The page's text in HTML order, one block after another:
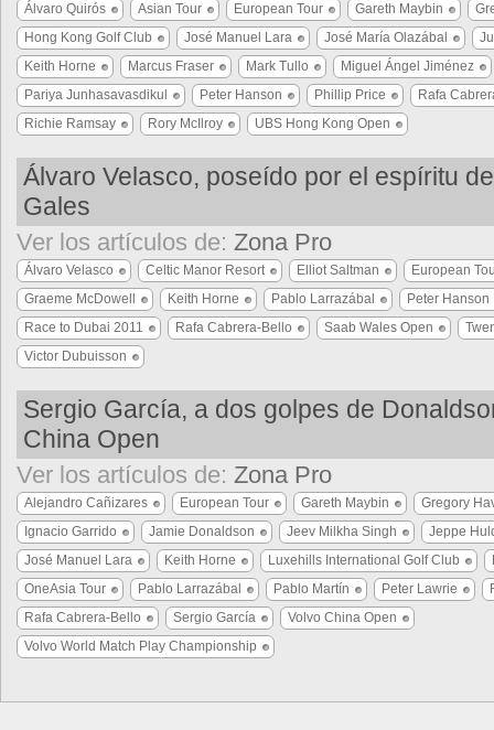
Álvaro Quirós Asian Tour European Tour Gareth Maybin
Hong Kong Golf Club
José Manuel Lara José María Olazábal
Keith Horne
Marcus Fraser Mark Tullo
Miguel Ángel Jiménez
Pariya Junhasavasdikul
Peter Hanson Phillip Price
Rafa
Richie Ramsay
Rory McIlroy UBS Hong Kong Open
Álvaro Velasco, poseído por el espíritu
Gales
Ver los artículos de: Zona Pro
Álvaro Velasco Celtic Manor Resort Elliot Saltman
European
Graeme McDowell
Keith Horne Pablo Larrazábal
Peter Hanson
Race to Dubai 2011
Rafa Cabrera-Bello Saab Wales Open
Victor Dubuisson
Sergio García, a dos golpes de
China Open
Ver los artículos de: Zona Pro
Alejandro Cañizares European Tour Gareth Maybin
Gregory
Ignacio Garrido
Jamie Donaldson Jeev Milkha Singh
Jeppe
José Manuel Lara
Keith Horne Luxehills International Golf Club
OneAsia Tour
Pablo Larrazábal Pablo Martín Peter Lawrie
Rafa Cabrera-Bello
Sergio García
Volvo China Open
Volvo World Match Play Championship